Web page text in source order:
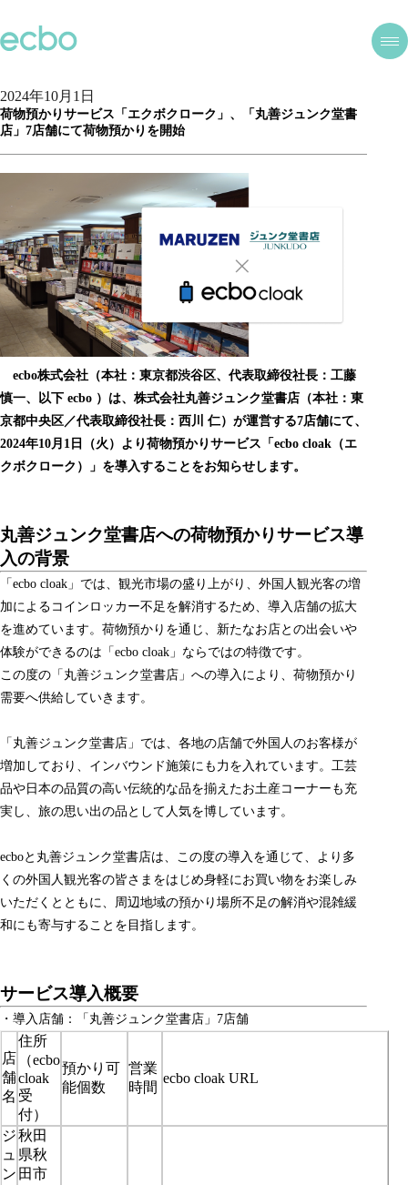
2024年10月1日
荷物預かりサービス「エクボクローク」、「丸善ジュンク堂書
店」7店舗にて荷物預かりを開始
ecbo株式会社（本社：東京都渋谷区、代表取締役社長：工藤
慎一、以下 ecbo ）は、株式会社丸善ジュンク堂書店（本社：東
京都中央区／代表取締役社長：西川 仁）が運営する7店舗にて、
2024年10月1日（火）より荷物預かりサービス「ecbo cloak（エ
クボクローク）」を導入することをお知らせします。
丸善ジュンク堂書店への荷物預かりサービス導
入の背景
「ecbo cloak」では、観光市場の盛り上がり、外国人観光客の増
加によるコインロッカー不足を解消するため、導入店舗の拡大
を進めています。荷物預かりを通じ、新たなお店との出会いや
体験ができるのは「ecbo cloak」ならではの特徴です。
この度の「丸善ジュンク堂書店」への導入により、荷物預かり
需要へ供給していきます。
「丸善ジュンク堂書店」では、各地の店舗で外国人のお客様が
増加しており、インバウンド施策にも力を入れています。工芸
品や日本の品質の高い伝統的な品を揃えたお土産コーナーも充
実し、旅の思い出の品として人気を博しています。
ecboと丸善ジュンク堂書店は、この度の導入を通じて、より多
くの外国人観光客の皆さまをはじめ身軽にお買い物をお楽しみ
いただくとともに、周辺地域の預かり場所不足の解消や混雑緩
和にも寄与することを目指します。
サービス導入概要
・導入店舗：「丸善ジュンク堂書店」7店舗
店
舗
名
住所
（ecbo
cloak
受
付）
預かり可
能個数
営業
時間
ecbo cloak URL
ジ
ュ
ン
秋田
県秋
田市